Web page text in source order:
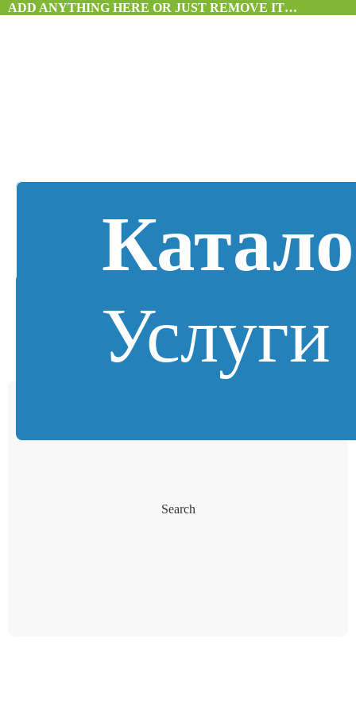
ADD ANYTHING HERE OR JUST REMOVE IT…
Услуги
Search